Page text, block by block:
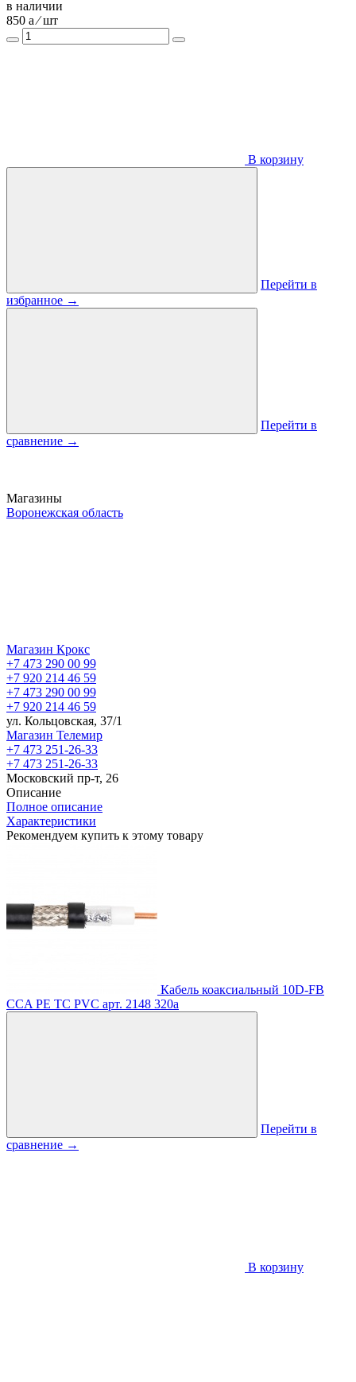
в наличии
850 a ⁄ шт
В корзину
Перейти в
избранное →
Перейти в
сравнение →
Магазины
Воронежская область
Магазин Крокс
+7 473 290 00 99
+7 920 214 46 59
+7 473 290 00 99
+7 920 214 46 59
ул. Кольцовская, 37/1
Магазин Телемир
+7 473 251-26-33
+7 473 251-26-33
Московский пр-т, 26
Описание
Полное описание
Характеристики
Рекомендуем купить к этому товару
Кабель коаксиальный 10D-FB
CCA PE TC PVC арт. 2148 320a
Перейти в
сравнение →
В корзину